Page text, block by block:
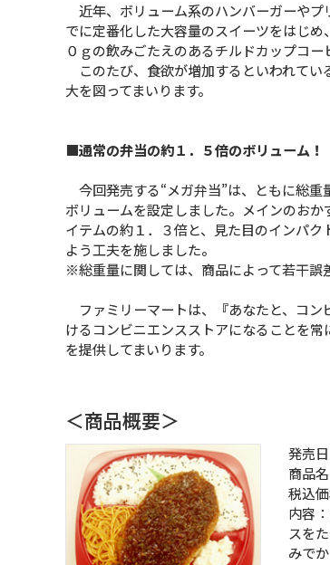
近年、ボリューム系のハンバーガーやプ
でに定番化した大容量のスイーツをはじ
０ｇの飲みごたえのあるチルドカップコ
このたび、食欲が増加するといわれてい
大を図ってまいります。
■通常の弁当の約１．５倍のボリューム！
今回発売する“メガ弁当”は、ともに総
ボリュームを設定しました。メインのお
イテムの約１．３倍と、見た目のインパ
よう工夫を施しました。
※総重量に関しては、商品によって若干誤
ファミリーマートは、『あなたと、コン
けるコンビニエンスストアになることを
を提供してまいります。
＜商品概要＞
発売
商品
税込
内容
スを
みで